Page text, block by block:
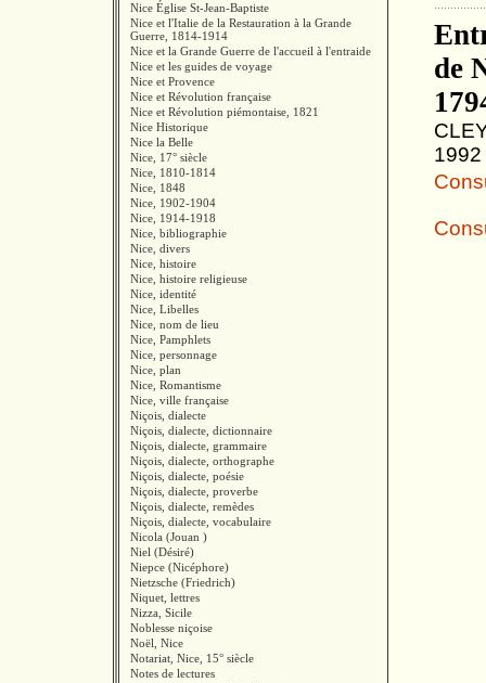
Nice Église St-Jean-Baptiste
Nice et l'Italie de la Restauration à la Grande
Guerre, 1814-1914
Nice et la Grande Guerre de l'accueil à l'entraide
Nice et les guides de voyage
Nice et Provence
Nice et Révolution française
Nice et Révolution piémontaise, 1821
Nice Historique
Nice la Belle
Nice, 17° siècle
Nice, 1810-1814
Nice, 1848
Nice, 1902-1904
Nice, 1914-1918
Nice, bibliographie
Nice, divers
Nice, histoire
Nice, histoire religieuse
Nice, identité
Nice, Libelles
Nice, nom de lieu
Nice, Pamphlets
Nice, personnage
Nice, plan
Nice, Romantisme
Nice, ville française
Niçois, dialecte
Niçois, dialecte, dictionnaire
Niçois, dialecte, grammaire
Niçois, dialecte, orthographe
Niçois, dialecte, poésie
Niçois, dialecte, proverbe
Niçois, dialecte, remèdes
Niçois, dialecte, vocabulaire
Nicola (Jouan )
Niel (Désiré)
Niepce (Nicéphore)
Nietzsche (Friedrich)
Niquet, lettres
Nizza, Sicile
Noblesse niçoise
Noël, Nice
Notariat, Nice, 15° siècle
Notes de lectures
de
1992